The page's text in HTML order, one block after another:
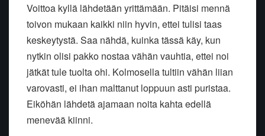
Voittoa kyllä lähdetään yrittämään. Pitäisi mennä
toivon mukaan kaikki niin hyvin, ettei tulisi taas
keskeytystä. Saa nähdä, kuinka tässä käy, kun
nytkin olisi pakko nostaa vähän vauhtia, ettei noi
jätkät tule tuolta ohi. Kolmosella tultiin vähän liian
varovasti, ei ihan malttanut loppuun asti puristaa.
Eiköhän lähdetä ajamaan noita kahta edellä
menevää kiinni.